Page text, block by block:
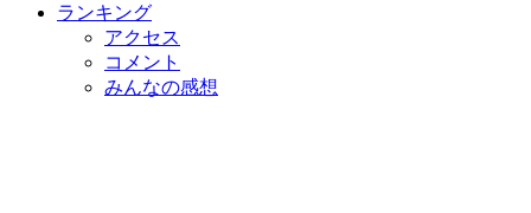
ランキング
アクセス
コメント
みんなの感想